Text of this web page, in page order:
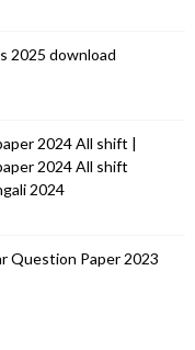
2025 download
2024 All shift |
2024 All shift
2024
Question Paper 2023